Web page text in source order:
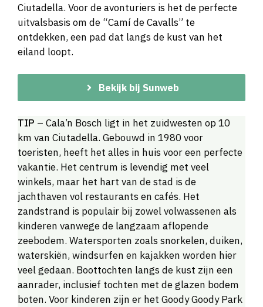
Ciutadella. Voor de avonturiers is het de perfecte
uitvalsbasis om de “Camí de Cavalls” te
ontdekken, een pad dat langs de kust van het
eiland loopt.
Bekijk bij Sunweb
TIP – Cala’n Bosch ligt in het zuidwesten op 10
km van Ciutadella. Gebouwd in 1980 voor
toeristen, heeft het alles in huis voor een perfecte
vakantie. Het centrum is levendig met veel
winkels, maar het hart van de stad is de
jachthaven vol restaurants en cafés. Het
zandstrand is populair bij zowel volwassenen als
kinderen vanwege de langzaam aflopende
zeebodem. Watersporten zoals snorkelen, duiken,
waterskiën, windsurfen en kajakken worden hier
veel gedaan. Boottochten langs de kust zijn een
aanrader, inclusief tochten met de glazen bodem
boten. Voor kinderen zijn er het Goody Goody Park